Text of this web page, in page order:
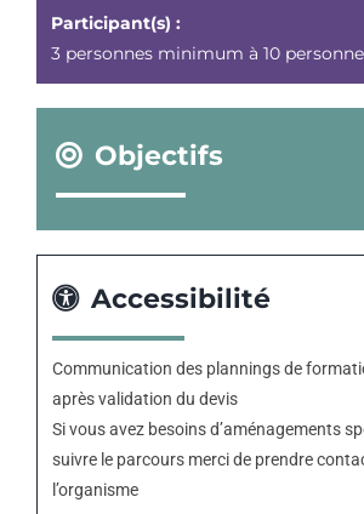
Participant(s) :
3 personnes minimum à 10
Objectifs
Accessibilité
Communication des plannings de
après validation du devis
Si vous avez besoins d’aménagements
suivre le parcours merci de prendre
l’organisme